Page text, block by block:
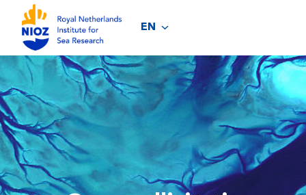
content
Homepage
EN